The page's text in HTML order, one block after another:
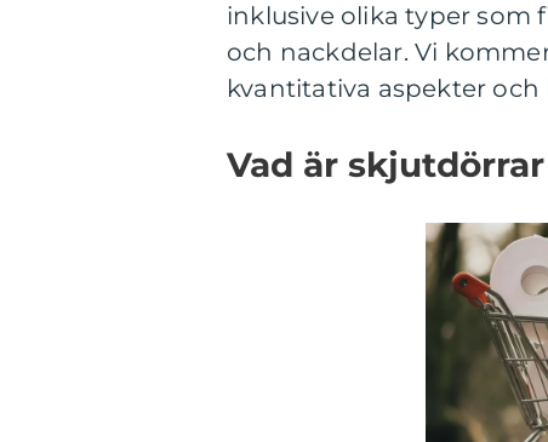
inklusive olika typer som
och nackdelar. Vi
kvantitativa aspekter och
Vad är